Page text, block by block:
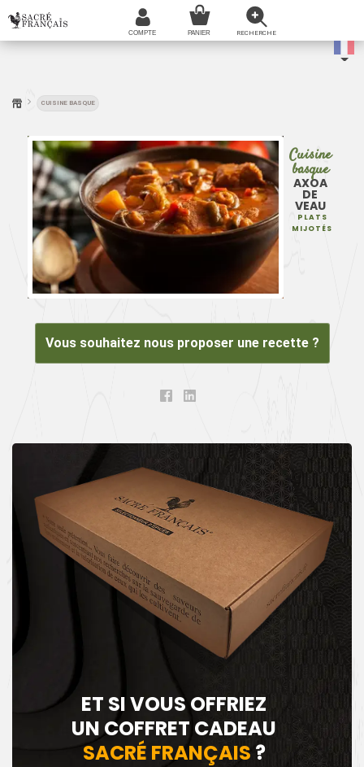
CUISINE BASQUE
Cuisine
basque
AXOA
DE
VEAU
PLATS
MIJOTÉS
Vous souhaitez nous proposer une recette ?
ET SI VOUS OFFRIEZ
UN COFFRET CADEAU
SACRÉ FRANÇAIS ?